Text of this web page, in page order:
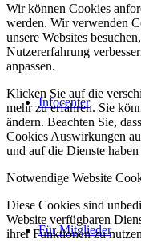
Infocenter
Für Mitglieder
Wir können Cookies
werden. Wir verwenden
unsere Websites
Nutzererfahrung
anpassen.
Klicken Sie auf die
mehr zu erfahren. Sie
ändern. Beachten Sie,
Cookies Auswirkungen
und auf die Dienste
Notwendige Website
Diese Cookies sind
Website verfügbaren
ihrer Funktionen zu